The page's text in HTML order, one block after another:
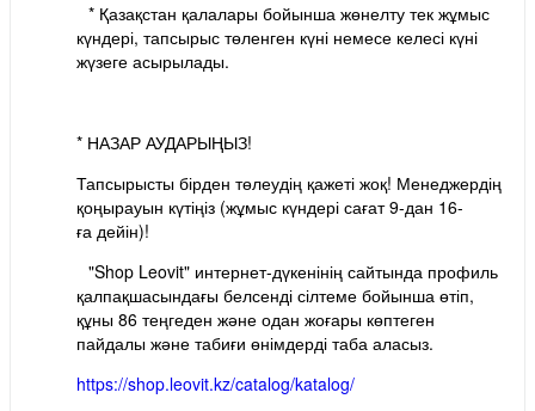
⠀* Қазақстан қалалары бойынша жөнелту тек жұмыс
күндері, тапсырыс төленген күні немесе келесі күні
жүзеге асырылады.
* НАЗАР АУДАРЫҢЫЗ!
Тапсырысты бірден төлеудің қажеті жоқ! Менеджердің
қоңырауын күтіңіз (жұмыс күндері сағат 9-дан 16-
ға дейін)!
⠀"Shop Leovit" интернет-дүкенінің сайтында профиль
қалпақшасындағы белсенді сілтеме бойынша өтіп,
құны 86 теңгеден және одан жоғары көптеген
пайдалы және табиғи өнімдерді таба аласыз.
https://shop.leovit.kz/catalog/katalog/